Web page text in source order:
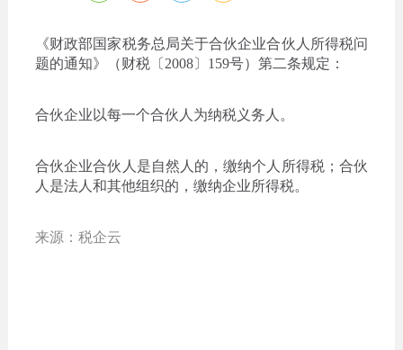
《财政部国家税务总局关于合伙企业合伙人所得税问
题的通知》（财税〔2008〕159号）第二条规定：
合伙企业以每一个合伙人为纳税义务人。
合伙企业合伙人是自然人的，缴纳个人所得税；合伙
人是法人和其他组织的，缴纳企业所得税。
来源：税企云